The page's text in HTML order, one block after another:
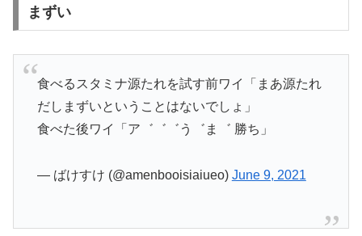
まずい
食べるスタミナ源たれを試す前ワイ「まあ源たれ
だしまずいということはないでしょ」
食べた後ワイ「ア゛゛゛う゛ま゛ 勝ち」
— ばけすけ (@amenbooisiaiueo) June 9, 2021